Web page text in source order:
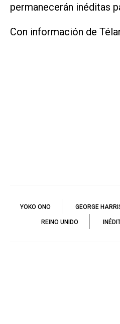
permanecerán inéditas
Con información de
YOKO ONO GEORGE
REINO UNIDO